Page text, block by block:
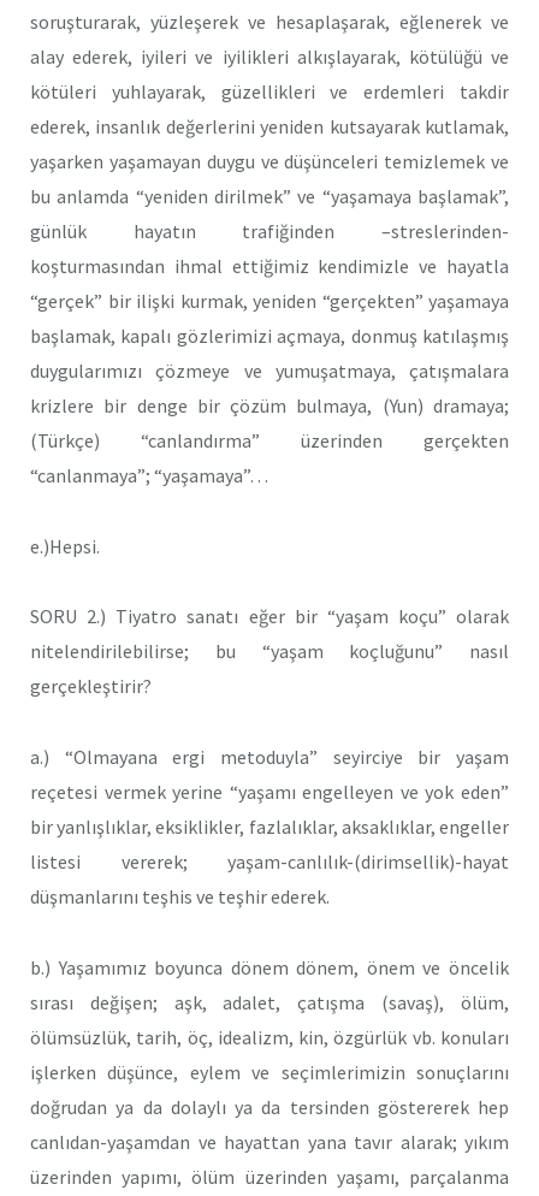
soruşturarak, yüzleşerek ve hesaplaşarak, eğlenerek ve
alay ederek, iyileri ve iyilikleri alkışlayarak, kötülüğü ve
kötüleri yuhlayarak, güzellikleri ve erdemleri takdir
ederek, insanlık değerlerini yeniden kutsayarak kutlamak,
yaşarken yaşamayan duygu ve düşünceleri temizlemek ve
bu anlamda “yeniden dirilmek” ve “yaşamaya başlamak”,
günlük hayatın trafiğinden –streslerinden-
koşturmasından ihmal ettiğimiz kendimizle ve hayatla
“gerçek” bir ilişki kurmak, yeniden “gerçekten” yaşamaya
başlamak, kapalı gözlerimizi açmaya, donmuş katılaşmış
duygularımızı çözmeye ve yumuşatmaya, çatışmalara
krizlere bir denge bir çözüm bulmaya, (Yun) dramaya;
(Türkçe) “canlandırma” üzerinden gerçekten
“canlanmaya”; “yaşamaya”…
e.)Hepsi.
SORU 2.) Tiyatro sanatı eğer bir “yaşam koçu” olarak
nitelendirilebilirse; bu “yaşam koçluğunu” nasıl
gerçekleştirir?
a.) “Olmayana ergi metoduyla” seyirciye bir yaşam
reçetesi vermek yerine “yaşamı engelleyen ve yok eden”
bir yanlışlıklar, eksiklikler, fazlalıklar, aksaklıklar, engeller
listesi vererek; yaşam-canlılık-(dirimsellik)-hayat
düşmanlarını teşhis ve teşhir ederek.
b.) Yaşamımız boyunca dönem dönem, önem ve öncelik
sırası değişen; aşk, adalet, çatışma (savaş), ölüm,
ölümsüzlük, tarih, öç, idealizm, kin, özgürlük vb. konuları
işlerken düşünce, eylem ve seçimlerimizin sonuçlarını
doğrudan ya da dolaylı ya da tersinden göstererek hep
canlıdan-yaşamdan ve hayattan yana tavır alarak; yıkım
üzerinden yapımı, ölüm üzerinden yaşamı, parçalanma